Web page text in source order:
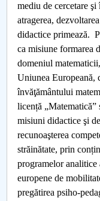
Centrul de
Chestionar
CAR2026
MENIU CANTINA
Matematică
Informatica
mediu de cercetare
atragerea,
didactice primează.
ca misiune formarea
domeniul
Uniunea Europeană,
învăţământului
licență „Matematică”
misiuni didactice şi
recunoaşterea
străinătate, prin
programelor analitice
europene de
pregătirea psiho-